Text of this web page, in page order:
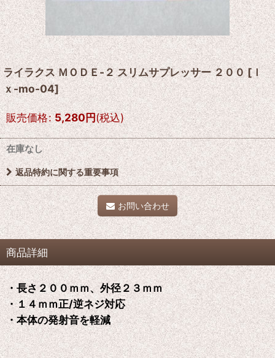
ライラクス ＭＯＤＥ-２ スリムサプレッサー ２００[ｌ
ｘ-mo-04]
販売価格: 5,280円(税込)
在庫なし
返品特約に関する重要事項
お問い合わせ
商品詳細
・長さ２００ｍｍ、外径２３ｍｍ
・１４ｍｍ正/逆ネジ対応
・本体の発射音を軽減